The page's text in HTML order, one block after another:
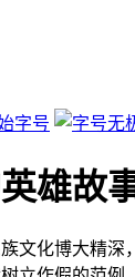
雄故
文化博大精